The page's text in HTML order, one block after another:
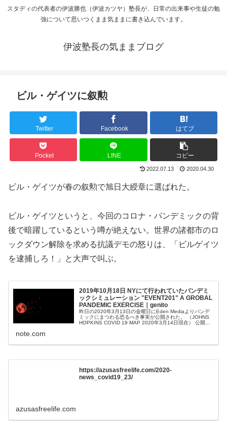
スタディの代表者の伊波勝也（伊波カツヤ）塾長が、日常の出来事や生徒の勉
強について思いつくまま気ままに書き込んでいます。
伊波塾長の気ままブログ
ビル・ゲイツに叙勲
Twitter Facebook はてブ
Pocket LINE コピー
2022.07.13 2020.04.30
ビル・ゲイツが春の叙勲で旭日大綬章に選ばれた。
ビル・ゲイツというと、今回のコロナ・パンデミックの背
後で暗躍しているという噂が絶えない。世界の諸都市のロ
ックダウン解除を求める抗議デモの怒りは、「ビルゲイツ
を逮捕しろ！」と大声で叫ぶ。
2019年10月18日 NYにて行われていたパンデミ
ックシミュレーション "EVENT201" A GROBAL
PANDEMIC EXERCISE｜genito
昨日の2020年3月13日の金曜日にEden Mediaよりパンデ
ミックにまつわる恐るべき事実が公開された。 （JOHNS
HOPKINS COVID 19 MAP 2020年3月14日現在） 公開内
note.com
https://azusasfreelife.com/2020-
news_covid19_23/
azusasfreelife.com